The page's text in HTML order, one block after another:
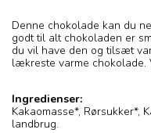
Denne chokolade kan du
godt til alt chokoladen er
du vil have den og tilsæt
lækreste varme chokolade.
Ingredienser:
Kakaomasse*, Rørsukker*,
landbrug.